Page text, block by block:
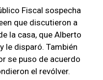
Fiscal sospecha
que discutieron a
la casa, que Alberto
le disparó. También
se puso de acuerdo
el revólver.